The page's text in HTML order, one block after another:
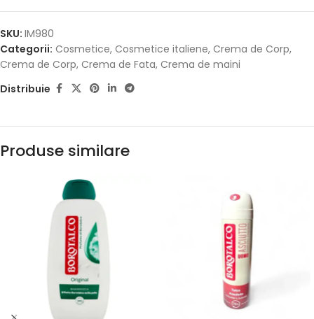
SKU: IM980
Categorii: Cosmetice, Cosmetice italiene, Crema de Corp,
Crema de Corp, Crema de Fata, Crema de maini
Distribuie
Produse similare